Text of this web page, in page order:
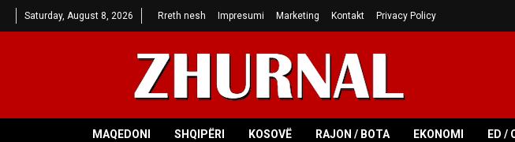
Saturday, August 8, 2026 Rreth nesh Impresumi Marketing Kontakt Privacy Policy
MAQEDONI SHQIPËRI KOSOVË RAJON / BOTA EKONOMI ED /